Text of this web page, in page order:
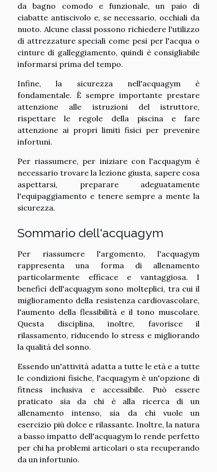
da bagno comodo e funzionale, un paio di
ciabatte antiscivolo e, se necessario, occhiali da
nuoto. Alcune classi possono richiedere l'utilizzo
di attrezzature speciali come pesi per l'acqua o
cinture di galleggiamento, quindi è consigliabile
informarsi prima del tempo.
Infine, la sicurezza nell'acquagym è
fondamentale. È sempre importante prestare
attenzione alle istruzioni del istruttore,
rispettare le regole della piscina e fare
attenzione ai propri limiti fisici per prevenire
infortuni.
Per riassumere, per iniziare con l'acquagym è
necessario trovare la lezione giusta, sapere cosa
aspettarsi, preparare adeguatamente
l'equipaggiamento e tenere sempre a mente la
sicurezza.
Sommario dell'acquagym
Per riassumere l'argomento, l'acquagym
rappresenta una forma di allenamento
particolarmente efficace e vantaggiosa. I
benefici dell'acquagym sono molteplici, tra cui il
miglioramento della resistenza cardiovascolare,
l'aumento della flessibilità e il tono muscolare.
Questa disciplina, inoltre, favorisce il
rilassamento, riducendo lo stress e migliorando
la qualità del sonno.
Essendo un'attività adatta a tutte le età e a tutte
le condizioni fisiche, l'acquagym è un'opzione di
fitness inclusiva e accessibile. Può essere
praticato sia da chi è alla ricerca di un
allenamento intenso, sia da chi vuole un
esercizio più dolce e rilassante. Inoltre, la natura
a basso impatto dell'acquagym lo rende perfetto
per chi ha problemi articolari o sta recuperando
da un infortunio.